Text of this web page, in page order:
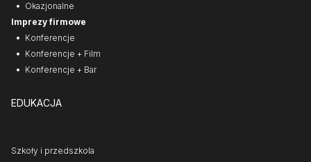
Okazjonalne
Imprezy firmowe
Konferencje
Konferencje + Film
Konferencje + Bar
EDUKACJA
Szkoły i przedszkola